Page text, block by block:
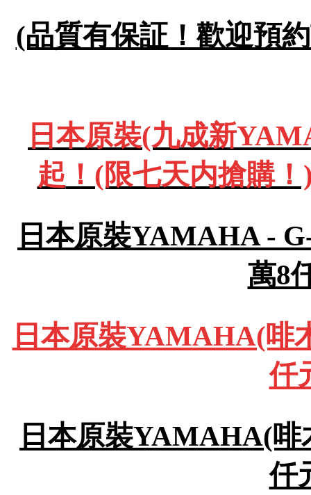
(品質有保証！歡迎預
日本原裝(九成新
起 ！(限七天内搶購
日本原裝YAMAHA -
萬8
日本原裝YAMAHA(啡
仟
日本原裝YAMAHA(
仟